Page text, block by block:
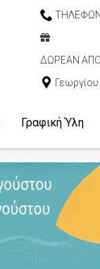
ΔΩΡΕΑΝ
Γραφική Ύλη